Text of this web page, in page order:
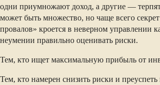
одни приумножают доход, а другие —
может быть множество, но чаще всего
провалов» кроется в неверном управлении
неумении правильно оценивать риски.
Тем, кто ищет максимальную прибыль от
Тем, кто намерен снизить риски и преуспеть